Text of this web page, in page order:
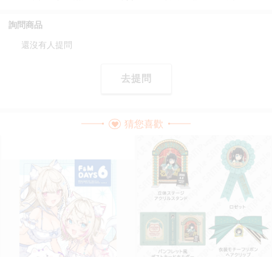
詢問商品
還沒有人提問
去提問
猜您喜歡